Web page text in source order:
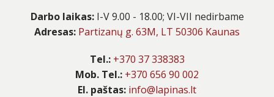
Darbo laikas:I-V 9.00 - 18.00; VI-VII nedirbame
Adresas: Partizanų g. 63M, LT 50306 Kaunas
Tel.: +370 37 338383
Mob. Tel.: +370 656 90 002
El. paštas: info@lapinas.lt